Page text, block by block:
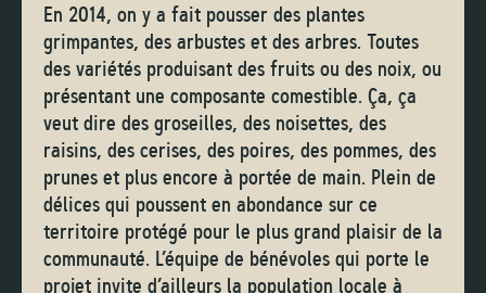
En 2014, on y a fait pousser des plantes
grimpantes, des arbustes et des arbres. Toutes
des variétés produisant des fruits ou des noix, ou
présentant une composante comestible. Ça, ça
veut dire des groseilles, des noisettes, des
raisins, des cerises, des poires, des pommes, des
prunes et plus encore à portée de main. Plein de
délices qui poussent en abondance sur ce
territoire protégé pour le plus grand plaisir de la
communauté. L’équipe de bénévoles qui porte le
projet invite d’ailleurs la population locale à